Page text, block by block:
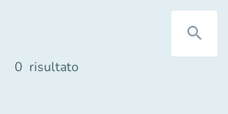
search
0 risultato